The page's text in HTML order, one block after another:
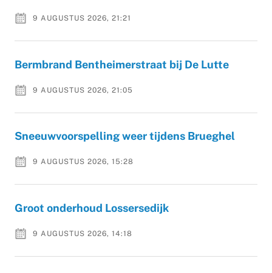
9 AUGUSTUS 2026, 21:21
Bermbrand Bentheimerstraat bij De Lutte
9 AUGUSTUS 2026, 21:05
Sneeuwvoorspelling weer tijdens Brueghel
9 AUGUSTUS 2026, 15:28
Groot onderhoud Lossersedijk
9 AUGUSTUS 2026, 14:18